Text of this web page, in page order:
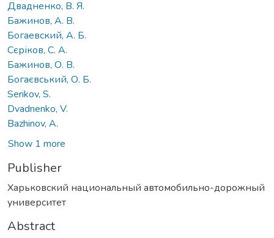
Двадненко, В. Я.
Бажинов, А. В.
Богаевский, А. Б.
Сєріков, С. А.
Бажинов, О. В.
Богаєвський, О. Б.
Serikov, S.
Dvadnenko, V.
Bazhinov, А.
Show 1 more
Publisher
Харьковский национальный автомобильно-дорожный
университет
Abstract